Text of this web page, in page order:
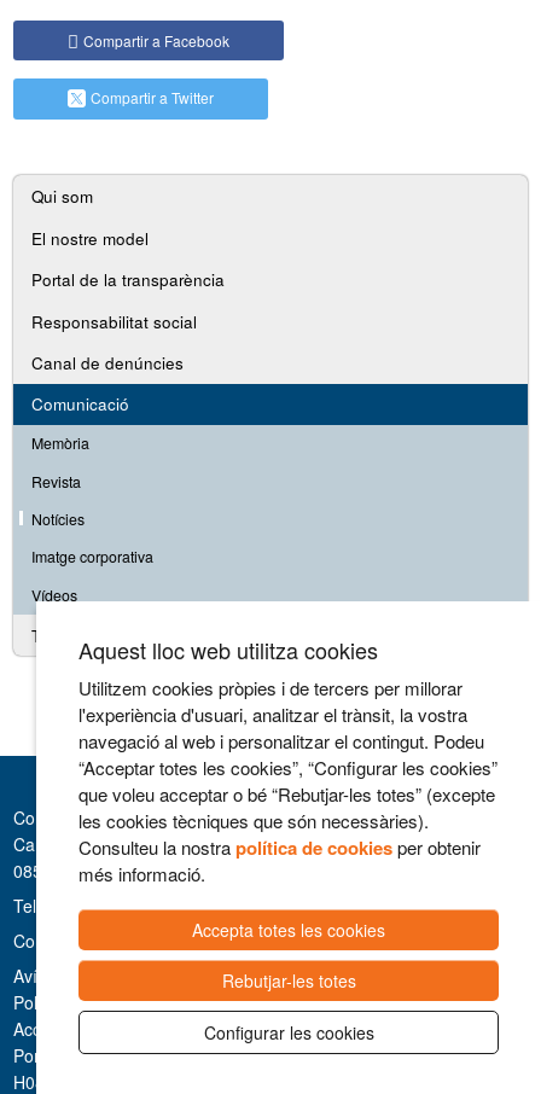
Compartir a Facebook
Compartir a Twitter
Navegació
secundària
Qui som
El nostre model
Portal de la transparència
Responsabilitat social
Canal de denúncies
Comunicació
Memòria
Revista
Notícies
Imatge corporativa
Vídeos
Treballa amb nosaltres
Consorci Hospitalari de Vic
Carrer Francesc Pla 'El Vigatà', 1
08500 Vic
Telèfon 93 889 11 11
Contacte
Avís legal i Privacitat
Politica de cookies
Accessibilitat
Portal de la Transparència
H08002135: codi de registre de centre autoritzat pel Departament
Aquest lloc web utilitza cookies
Utilitzem cookies pròpies i de tercers per millorar
l'experiència d'usuari, analitzar el trànsit, la vostra
navegació al web i personalitzar el contingut. Podeu
“Acceptar totes les cookies”, “Configurar les cookies”
que voleu acceptar o bé “Rebutjar-les totes” (excepte
les cookies tècniques que són necessàries).
Consulteu la nostrapolítica de cookiesper obtenir
més informació.
Accepta totes les cookies
Rebutjar-les totes
Configurar les cookies